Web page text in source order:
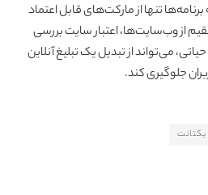
تنها از مارکت‌های قابل اعتماد
از وب‌سایت‌ها، اعتبار سایت بررسی
می‌تواند از تبدیل یک تبلیغ آنلاین
جلوگیری کند.
یکتانت